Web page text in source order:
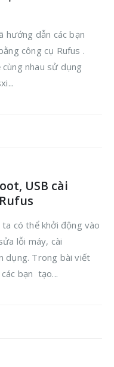
hướng dẫn các bạn
công cụ Rufus .
nhau sử dụng
USB cài
có thể khởi động vào
lỗi máy, cài
dụng. Trong bài viết
bạn tạo...